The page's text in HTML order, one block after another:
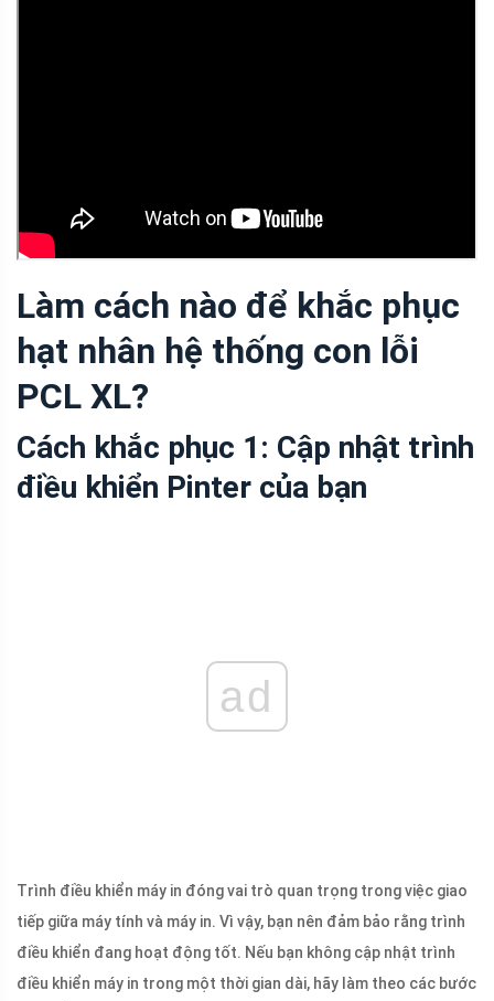
Làm cách nào để khắc phục
hạt nhân hệ thống con lỗi
PCL XL?
Cách khắc phục 1: Cập nhật trình
điều khiển Pinter của bạn
ad
Trình điều khiển máy in đóng vai trò quan trọng trong việc giao
tiếp giữa máy tính và máy in. Vì vậy, bạn nên đảm bảo rằng trình
điều khiển đang hoạt động tốt. Nếu bạn không cập nhật trình
điều khiển máy in trong một thời gian dài, hãy làm theo các bước